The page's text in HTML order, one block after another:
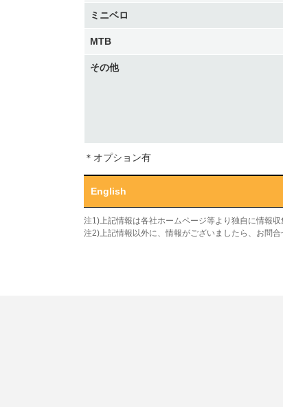
ミニベロ
MTB
その他
＊オプション有
English
注1)上記情報は各社ホームページ等より独自に情報
注2)上記情報以外に、情報がございましたら、お問